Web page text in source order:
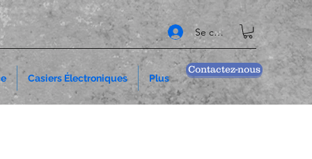
Se connecter
Casiers Électroniques Plus
Contactez-nous